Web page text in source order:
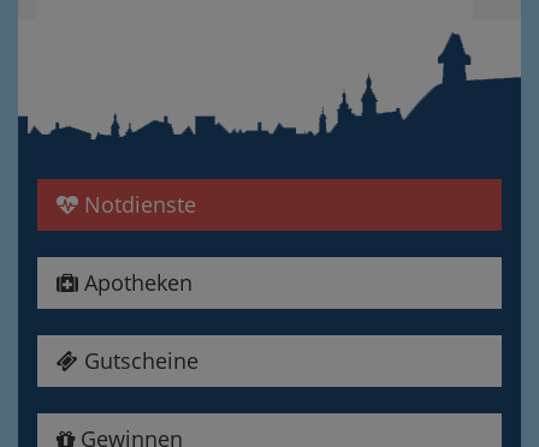
Notdienste
Apotheken
Gutscheine
Gewinnen